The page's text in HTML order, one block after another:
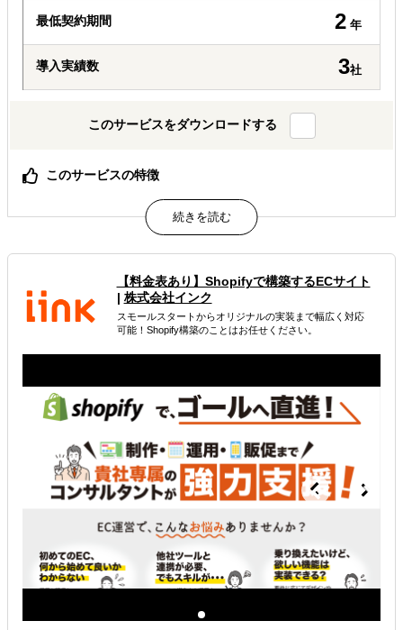
最低契約期間 2 年
導入実績数 3社
このサービスをダウンロードする
このサービスの特徴
貴社のグローバル開発センターの設立、人材確保、安価
グローバル人材育成
解決できる課題
海外におけるリスク・コストを低減したい
【料金表あり】Shopifyで構築するECサイト
| 株式会社インク
スモールスタートからオリジナルの実装まで幅広く対応
可能！Shopify構築のことはお任せください。